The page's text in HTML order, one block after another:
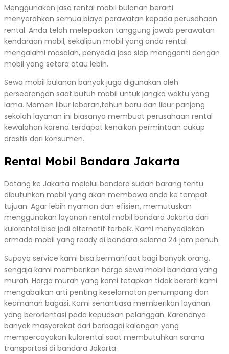
Menggunakan jasa rental mobil bulanan berarti
menyerahkan semua biaya perawatan kepada perusahaan
rental. Anda telah melepaskan tanggung jawab perawatan
kendaraan mobil, sekalipun mobil yang anda rental
mengalami masalah, penyedia jasa siap mengganti dengan
mobil yang setara atau lebih.
Sewa mobil bulanan banyak juga digunakan oleh
perseorangan saat butuh mobil untuk jangka waktu yang
lama. Momen libur lebaran,tahun baru dan libur panjang
sekolah layanan ini biasanya membuat perusahaan rental
kewalahan karena terdapat kenaikan permintaan cukup
drastis dari konsumen.
Rental Mobil Bandara Jakarta
Datang ke Jakarta melalui bandara sudah barang tentu
dibutuhkan mobil yang akan membawa anda ke tempat
tujuan. Agar lebih nyaman dan efisien, memutuskan
menggunakan layanan rental mobil bandara Jakarta dari
kulorental bisa jadi alternatif terbaik. Kami menyediakan
armada mobil yang ready di bandara selama 24 jam penuh.
Supaya service kami bisa bermanfaat bagi banyak orang,
sengaja kami memberikan harga sewa mobil bandara yang
murah. Harga murah yang kami tetapkan tidak berarti kami
mengabaikan arti penting keselamatan penumpang dan
keamanan bagasi. Kami senantiasa memberikan layanan
yang berorientasi pada kepuasan pelanggan. Karenanya
banyak masyarakat dari berbagai kalangan yang
mempercayakan kulorental saat membutuhkan sarana
transportasi di bandara Jakarta.